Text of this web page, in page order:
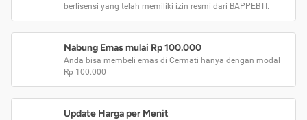
berlisensi yang telah memiliki izin resmi dari BAPPEBTI.
Nabung Emas mulai Rp 100.000
Anda bisa membeli emas di Cermati hanya dengan modal
Rp 100.000
Update Harga per Menit